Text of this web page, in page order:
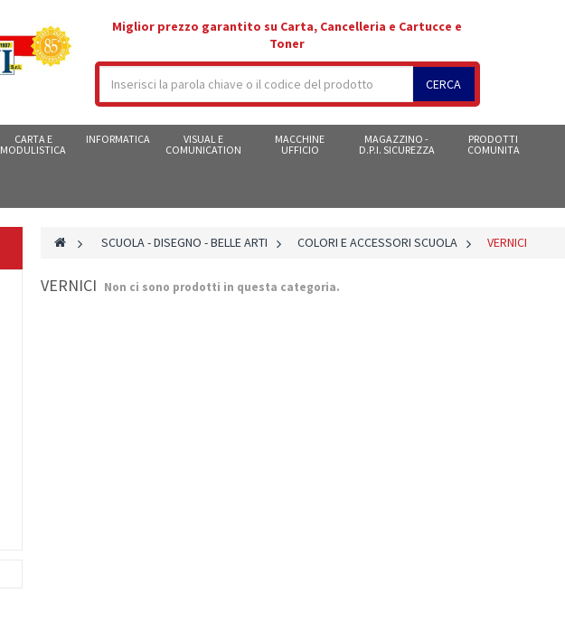
Miglior prezzo garantito su Carta, Cancelleria e Cartucce e
Toner
CERCA
CARTA E
MODULISTICA
INFORMATICA
VISUAL E
COMUNICATION
MACCHINE
UFFICIO
MAGAZZINO -
D.P.I. SICUREZZA
PRODOTTI
COMUNITA
> SCUOLA - DISEGNO - BELLE ARTI > COLORI E ACCESSORI SCUOLA > VERNICI
VERNICI Non ci sono prodotti in questa categoria.